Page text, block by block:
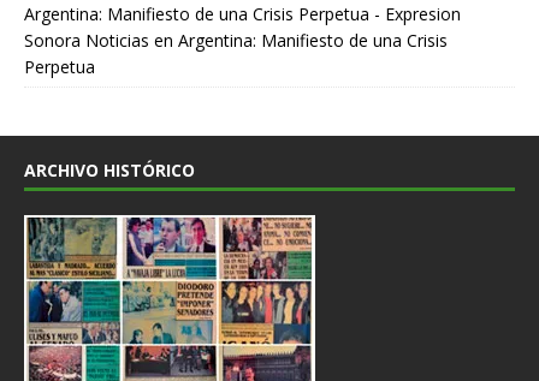
Argentina: Manifiesto de una Crisis Perpetua - Expresion
Sonora Noticias en Argentina: Manifiesto de una Crisis
Perpetua
ARCHIVO HISTÓRICO